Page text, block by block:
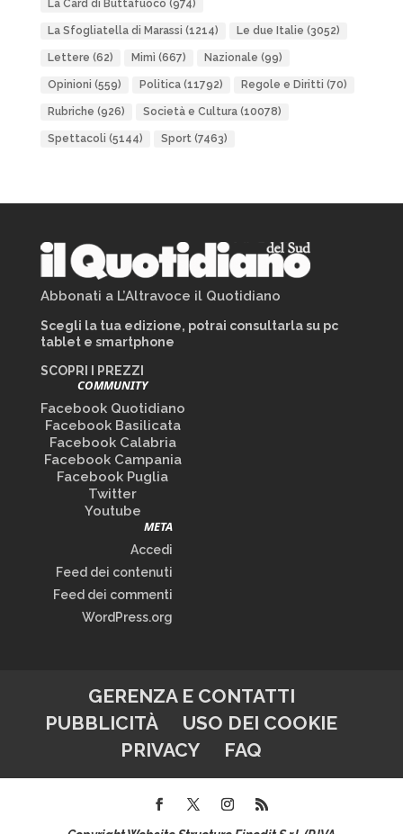
La Card di Buttafuoco (974)
La Sfogliatella di Marassi (1214) Le due Italie (3052)
Lettere (62) Mimì (667) Nazionale (99)
Opinioni (559) Politica(11792) Regole e Diritti (70)
Rubriche (926) Società e Cultura(10078)
Spettacoli (5144) Sport(7463)
Abbonati a L’Altravoce il Quotidiano
Scegli la tua edizione, potrai consultarla su pc
tablet e smartphone
SCOPRI I PREZZI
COMMUNITY
Facebook Quotidiano
Facebook Basilicata
Facebook Calabria
Facebook Campania
Facebook Puglia
Twitter
Youtube
META
Accedi
Feed dei contenuti
Feed dei commenti
WordPress.org
GERENZA E CONTATTI
PUBBLICITÀ
USO DEI COOKIE
PRIVACY
FAQ